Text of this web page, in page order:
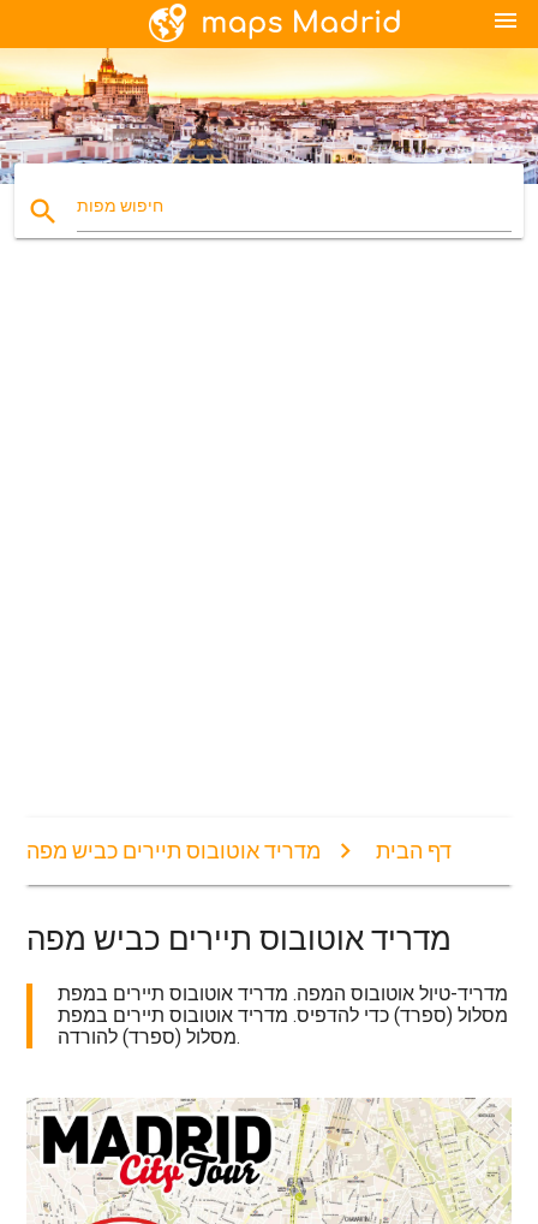
menu
search חיפוש מפות
דף הבית מדריד אוטובוס תיירים כביש מפה
מדריד אוטובוס תיירים כביש מפה
מדריד-טיול אוטובוס המפה. מדריד אוטובוס תיירים במפת
מסלול (ספרד) כדי להדפיס. מדריד אוטובוס תיירים במפת
מסלול (ספרד) להורדה.